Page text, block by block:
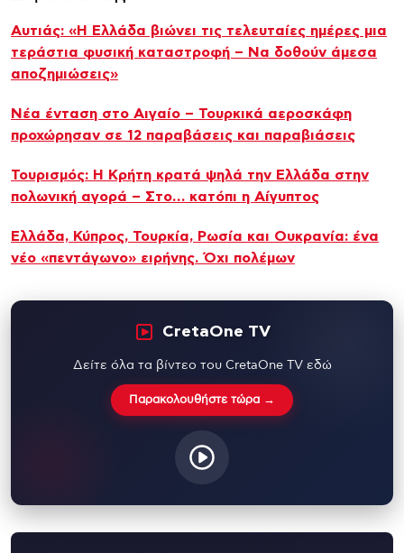
Αυτιάς: «Η Ελλάδα βιώνει τις τελευταίες ημέρες μια
τεράστια φυσική καταστροφή – Να δοθούν άμεσα
αποζημιώσεις»
Νέα ένταση στο Αιγαίο – Τουρκικά αεροσκάφη
προχώρησαν σε 12 παραβάσεις και παραβιάσεις
Τουρισμός: Η Κρήτη κρατά ψηλά την Ελλάδα στην
πολωνική αγορά – Στο… κατόπι η Αίγυπτος
Ελλάδα, Κύπρος, Τουρκία, Ρωσία και Ουκρανία: ένα
νέο «πεντάγωνο» ειρήνης. Όχι πολέμων
CretaOne TV
Δείτε όλα τα βίντεο του CretaOne TV εδώ
Παρακολουθήστε τώρα →